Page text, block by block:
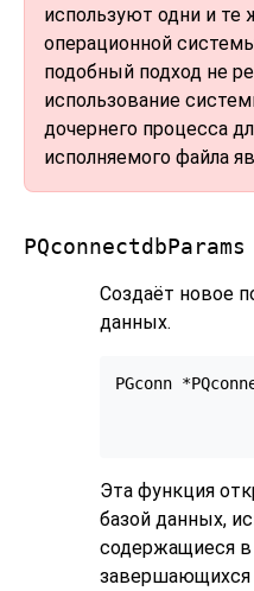
используют одни и
операционной
подобный подход не
использование
дочернего процесса
исполняемого файла
PQconnectdbParams
Создаёт новое
данных.
PGconn
Эта функция
базой данных,
содержащиеся в